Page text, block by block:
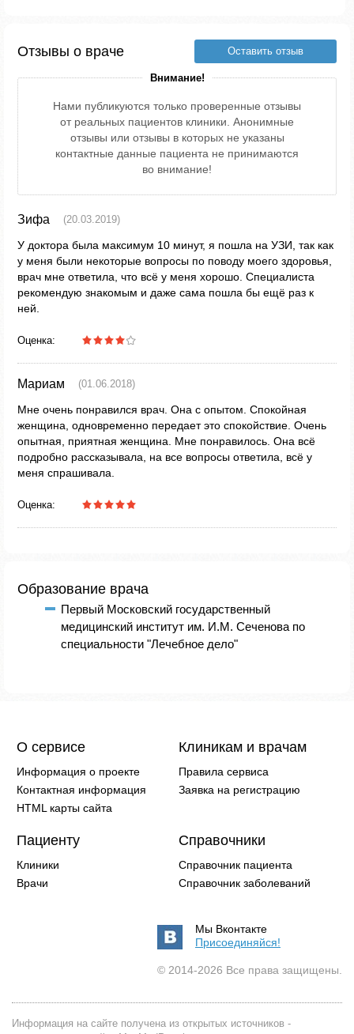
Отзывы о враче Оставить отзыв
Внимание!
Нами публикуются только проверенные отзывы
от реальных пациентов клиники. Анонимные
отзывы или отзывы в которых не указаны
контактные данные пациента не принимаются
во внимание!
Зифа (20.03.2019)
У доктора была максимум 10 минут, я пошла на УЗИ, так как
у меня были некоторые вопросы по поводу моего здоровья,
врач мне ответила, что всё у меня хорошо. Специалиста
рекомендую знакомым и даже сама пошла бы ещё раз к
ней.
Оценка:
Мариам (01.06.2018)
Мне очень понравился врач. Она с опытом. Спокойная
женщина, одновременно передает это спокойствие. Очень
опытная, приятная женщина. Мне понравилось. Она всё
подробно рассказывала, на все вопросы ответила, всё у
меня спрашивала.
Оценка:
Образование врача
Первый Московский государственный
медицинский институт им. И.М. Сеченова по
специальности "Лечебное дело"
О сервисе
Информация о проекте
Контактная информация
HTML карты сайта
Клиникам и врачам
Правила сервиса
Заявка на регистрацию
Пациенту
Клиники
Врачи
Справочники
Справочник пациента
Справочник заболеваний
Мы Вконтакте
Присоединяйся!
© 2014-2026 Все права защищены.
Информация на сайте получена из открытых источников -